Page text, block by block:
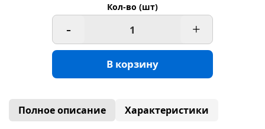
Кол-во (шт)
- +
В корзину
Полное описание
Характеристики